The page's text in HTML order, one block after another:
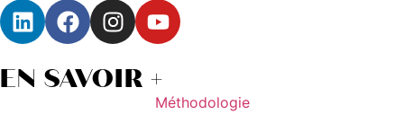
EN SAVOIR +
Méthodologie